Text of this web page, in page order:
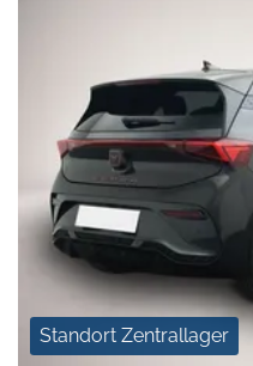
Standort Zentrallager